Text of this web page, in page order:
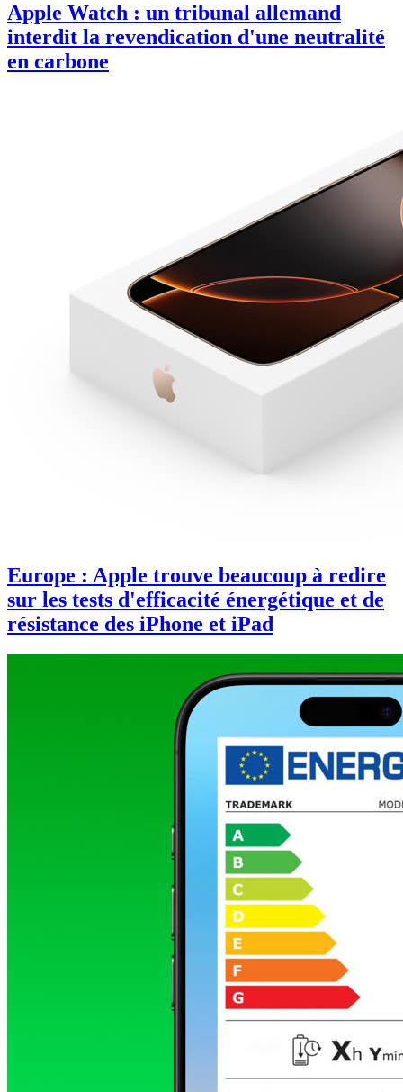
Apple Watch : un tribunal allemand
interdit la revendication d'une neutralité
en carbone
Europe : Apple trouve beaucoup à redire
sur les tests d'efficacité énergétique et de
résistance des iPhone et iPad